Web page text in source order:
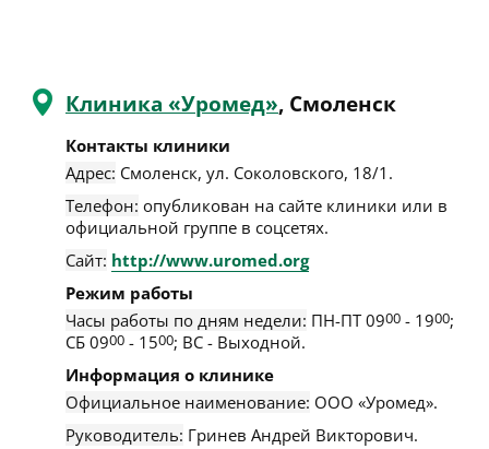
Клиника «Уромед», Смоленск
Контакты клиники
Адрес: Смоленск, ул. Соколовского, 18/1 .
Телефон: опубликован на сайте клиники или в
официальной группе в соцсетях.
Сайт: http://www.uromed.org
Режим работы
Часы работы по дням недели: ПН-ПТ 0900 - 1900;
СБ 0900 - 1500; ВС - Выходной.
Информация о клинике
Официальное наименование: ООО «Уромед».
Руководитель: Гринев Андрей Викторович.